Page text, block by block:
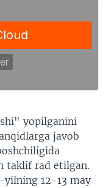
yopilganini
javob
taklif rad etilgan.
12-13 may